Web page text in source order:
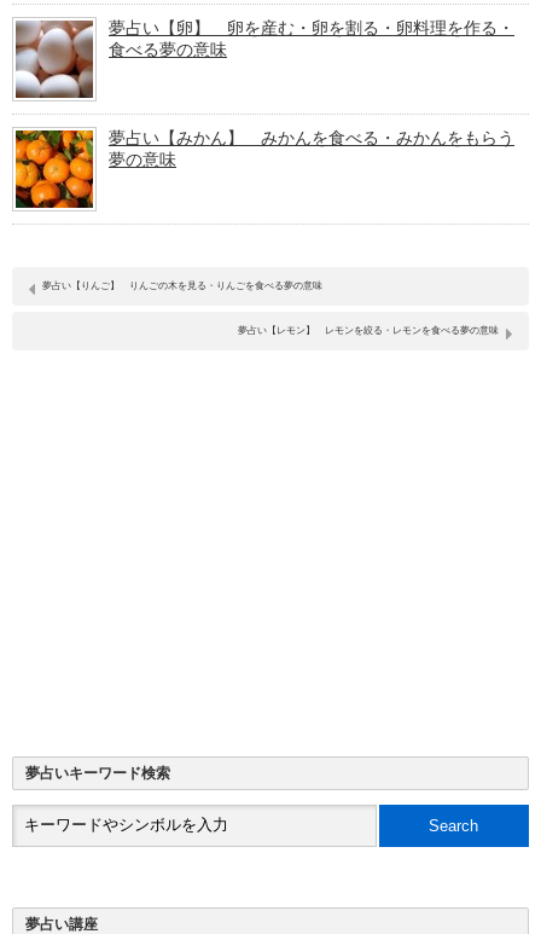
夢占い【卵】 卵を産む・卵を割る・卵料理を作る・
食べる夢の意味
夢占い【みかん】 みかんを食べる・みかんをもらう
夢の意味
夢占い【りんご】 りんごの木を見る・りんごを食べる夢の意味
夢占い【レモン】 レモンを絞る・レモンを食べる夢の意味
夢占いキーワード検索
夢占い講座